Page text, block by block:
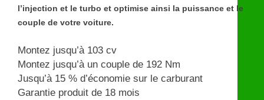
l’injection et le turbo et optimise ainsi la puissance et le
couple de votre voiture.
Montez jusqu’à 103 cv
Montez jusqu’à un couple de 192 Nm
Jusqu’à 15 % d’économie sur le carburant
Garantie produit de 18 mois